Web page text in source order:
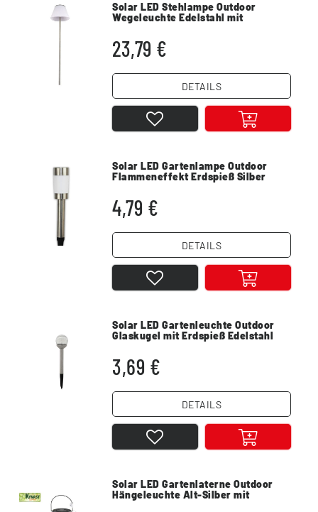
Solar LED Stehlampe Outdoor
Wegeleuchte Edelstahl mit
23,79 €
DETAILS
Solar LED Gartenlampe Outdoor
Flammeneffekt Erdspieß Silber
4,79 €
DETAILS
Solar LED Gartenleuchte Outdoor
Glaskugel mit Erdspieß Edelstahl
3,69 €
DETAILS
Solar LED Gartenlaterne Outdoor
Hängeleuchte Alt-Silber mit